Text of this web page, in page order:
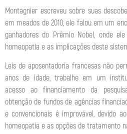
Montagnier escreveu sobre suas
em meados de 2010, ele falou em um
ganhadores do Prêmio Nobel, onde
homeopatia e as implicações deste
Leis de aposentadoria francesas não
anos de idade, trabalhe em um
acesso ao financiamento da
obtenção de fundos de agências
e convencionais é improvável, devido
homeopatia e as opções de tratamento